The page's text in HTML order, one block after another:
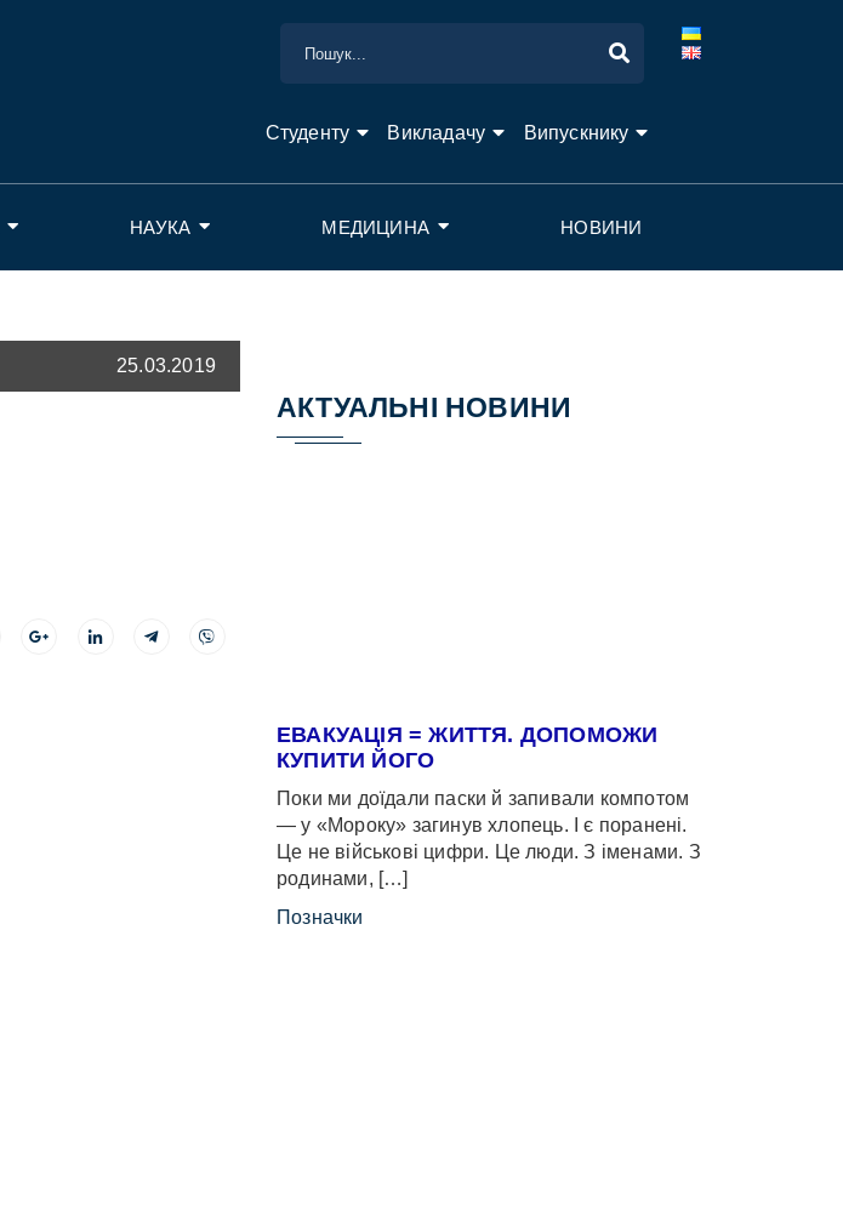
Студенту Викладачу Випускнику
НАУКА МЕДИЦИНА НОВИНИ
25.03.2019
АКТУАЛЬНІ НОВИНИ
ЕВАКУАЦІЯ = ЖИТТЯ. ДОПОМОЖИ
КУПИТИ ЙОГО
Поки ми доїдали паски й запивали компотом
— у «Мороку» загинув хлопець. І є поранені.
Це не військові цифри. Це люди. З іменами. З
родинами, […]
Позначки